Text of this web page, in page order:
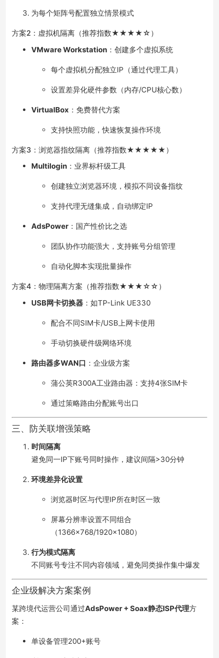
为每个矩阵号配置独立情景模式
方案2：虚拟机隔离（推荐指数★★★★☆）
VMware Workstation ：创建多个虚拟系统
每个虚拟机分配独立IP（通过代理工具）
设置差异化硬件参数（内存/CPU核心数）
VirtualBox ：免费替代方案
支持快照功能，快速恢复操作环境
方案3：浏览器指纹隔离（推荐指数★★★★★）
Multilogin ：业界标杆级工具
创建独立浏览器环境，模拟不同设备指纹
支持代理无缝集成，自动绑定IP
AdsPower ：国产性价比之选
团队协作功能强大，支持账号分组管理
自动化脚本实现批量操作
方案4：物理隔离方案（推荐指数★★★☆☆）
USB网卡切换器 ：如TP-Link UE330
配合不同SIM卡/USB上网卡使用
手动切换硬件级网络环境
路由器多WAN口 ：企业级方案
蒲公英R300A工业路由器：支持4张SIM卡
通过策略路由分配账号出口
三、防关联增强策略
时间隔离
避免同一IP下账号同时操作，建议间隔>30分钟
环境差异化设置
浏览器时区与代理IP所在时区一致
屏幕分辨率设置不同组合
（1366×768/1920×1080）
行为模式隔离
不同账号专注不同内容领域，避免同类操作集中爆发
企业级解决方案案例
某跨境代运营公司通过AdsPower + Soax静态ISP代理方
案：
单设备管理200+账号